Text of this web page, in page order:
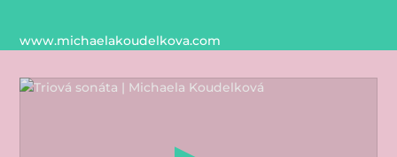
www.michaelakoudelkova.com